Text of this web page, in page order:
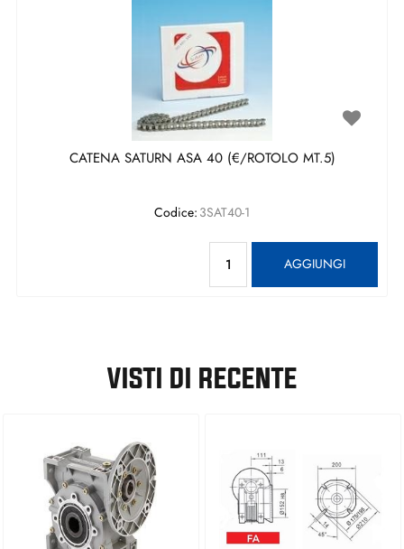
CATENA SATURN ASA 40 (€/ROTOLO MT.5)
Codice: 3SAT40-1
AGGIUNGI
VISTI DI RECENTE